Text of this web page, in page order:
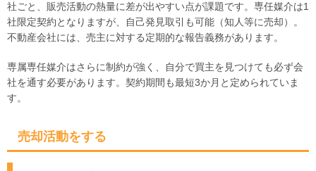
社ごと、販売活動の熱量に差が出やすい点が課題です。専任媒介は1
社限定契約となりますが、自己発見取引も可能（知人等に売却）。
不動産会社には、売主に対する定期的な報告義務があります。
専属専任媒介はさらに制約が強く、自分で買主を見つけても必ず会
社を通す必要があります。契約期間も最短3か月と定められていま
す。
売却活動をする